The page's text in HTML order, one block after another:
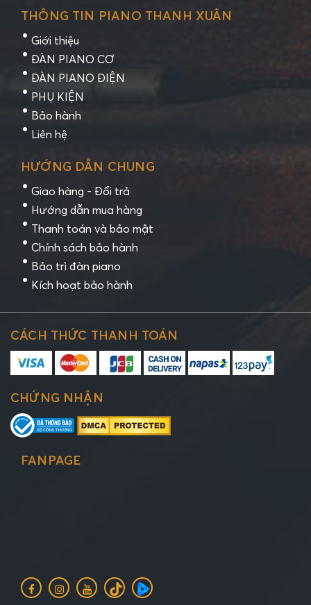
THÔNG TIN PIANO THANH XUÂN
Giới thiệu
ĐÀN PIANO CƠ
ĐÀN PIANO ĐIỆN
PHỤ KIỆN
Bảo hành
Liên hệ
HƯỚNG DẪN CHUNG
Giao hàng - Đổi trả
Hướng dẫn mua hàng
Thanh toán và bảo mật
Chính sách bảo hành
Bảo trì đàn piano
Kích hoạt bảo hành
CÁCH THỨC THANH TOÁN
CHỨNG NHẬN
FANPAGE